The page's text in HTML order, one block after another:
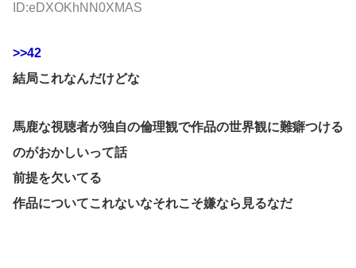
ID:eDXOKhNN0XMAS
>>42
結局これなんだけどな
馬鹿な視聴者が独自の倫理観で作品の世界観に難癖つける
のがおかしいって話
前提を欠いてる
作品についてこれないなそれこそ嫌なら見るなだ